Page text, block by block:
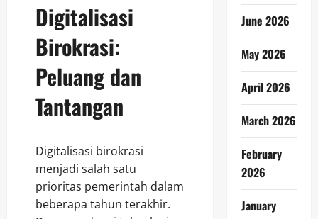
Digitalisasi
Birokrasi:
Peluang dan
Tantangan
Digitalisasi birokrasi
menjadi salah satu
prioritas pemerintah dalam
beberapa tahun terakhir.
June 2026
May 2026
April 2026
March 2026
February
2026
January